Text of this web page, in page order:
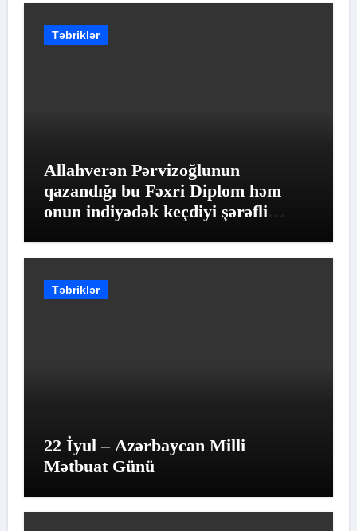
Təbriklər
Allahverən Pərvizoğlunun
qazandığı bu Fəxri Diplom həm
onun indiyədək keçdiyi şərəfli
Təbriklər
22 İyul – Azərbaycan Milli
Mətbuat Günü